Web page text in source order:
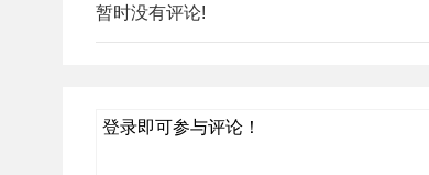
暂时没有评论!
登录即可参与评论！